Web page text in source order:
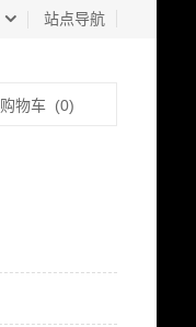
站点导航
购物车 (0)